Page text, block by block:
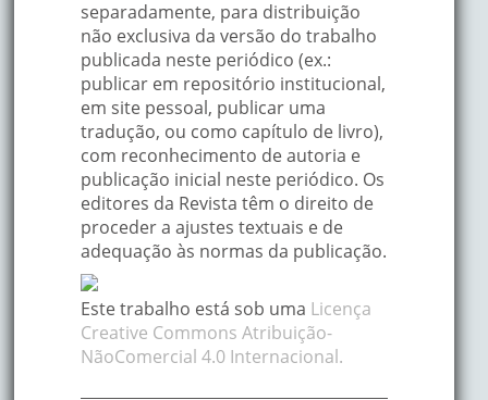
separadamente, para distribuição
não exclusiva da versão do trabalho
publicada neste periódico (ex.:
publicar em repositório institucional,
em site pessoal, publicar uma
tradução, ou como capítulo de livro),
com reconhecimento de autoria e
publicação inicial neste periódico. Os
editores da Revista têm o direito de
proceder a ajustes textuais e de
adequação às normas da publicação.
Este trabalho está sob uma Licença
Creative Commons Atribuição-
NãoComercial 4.0 Internacional.